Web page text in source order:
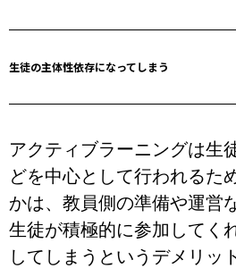
生徒の主体性依存になってしまう
アクティブラーニングは生
どを中心として行われるた
かは、教員側の準備や運営
生徒が積極的に参加してく
してしまうというデメリッ